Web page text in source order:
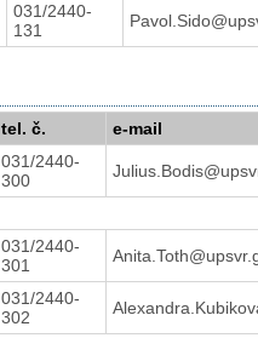
031/2440-
131
tel. č.
e-mail
031/2440-
300
031/2440-
301
031/2440-
302